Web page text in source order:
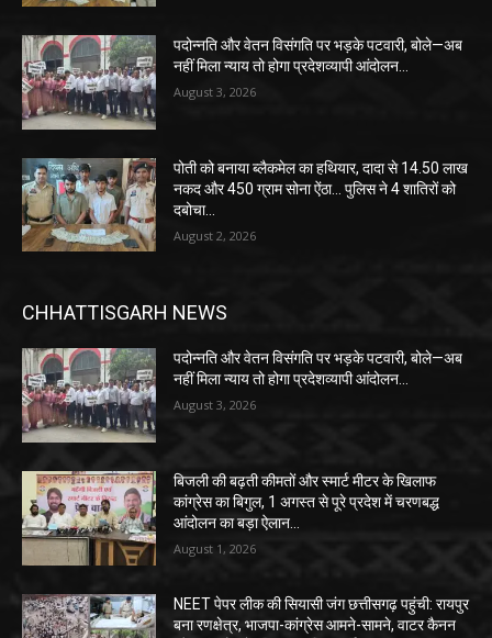
पदोन्नति और वेतन विसंगति पर भड़के पटवारी, बोले—अब
नहीं मिला न्याय तो होगा प्रदेशव्यापी आंदोलन…
August 3, 2026
पोती को बनाया ब्लैकमेल का हथियार, दादा से 14.50 लाख
नकद और 450 ग्राम सोना ऐंठा… पुलिस ने 4 शातिरों को
दबोचा…
August 2, 2026
CHHATTISGARH NEWS
पदोन्नति और वेतन विसंगति पर भड़के पटवारी, बोले—अब
नहीं मिला न्याय तो होगा प्रदेशव्यापी आंदोलन…
August 3, 2026
बिजली की बढ़ती कीमतों और स्मार्ट मीटर के खिलाफ
कांग्रेस का बिगुल, 1 अगस्त से पूरे प्रदेश में चरणबद्ध
आंदोलन का बड़ा ऐलान…
August 1, 2026
NEET पेपर लीक की सियासी जंग छत्तीसगढ़ पहुंची: रायपुर
बना रणक्षेत्र, भाजपा-कांग्रेस आमने-सामने, वाटर कैनन